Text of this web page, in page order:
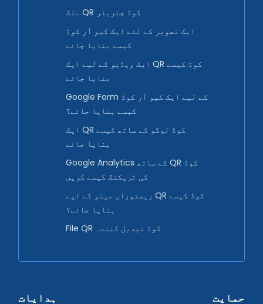
بلک QR کوڈ جنریٹر
ایک تصویر کے لئے ایک کیو آر کوڈ
کیسے بنایا جائے
ایک ویڈیو کے لیے ایک QR کوڈ کیسے
بنایا جائے
Google Form کے لیے ایک کیو آر کوڈ
کیسے بنایا جائے؟
ایک QR کوڈ لوگو کے ساتھ کیسے
بنایا جائے
Google Analytics کے ساتھ QR کوڈ
کی ٹریکنگ کیسے کریں
ریستوراں مینو کے لیے QR کوڈ کیسے
بنایا جائے؟
File QR کوڈ تبدیل کنندہ
ہدایات حمایت